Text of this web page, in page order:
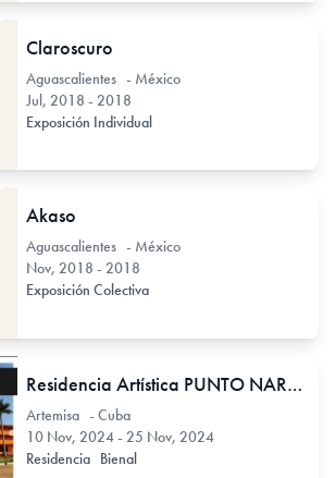
Claroscuro
Aguascalientes - México
Jul, 2018 - 2018
Exposición Individual
Akaso
Aguascalientes - México
Nov, 2018 - 2018
Exposición Colectiva
Residencia Artística PUNTO NARANJA
Artemisa - Cuba
10 Nov, 2024 - 25 Nov, 2024
Residencia Bienal